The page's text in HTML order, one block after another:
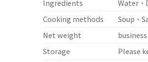
Ingredients
Water
Cooking methods
Soup、
Net weight
Storage
Please